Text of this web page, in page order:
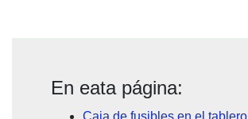
En eata página: